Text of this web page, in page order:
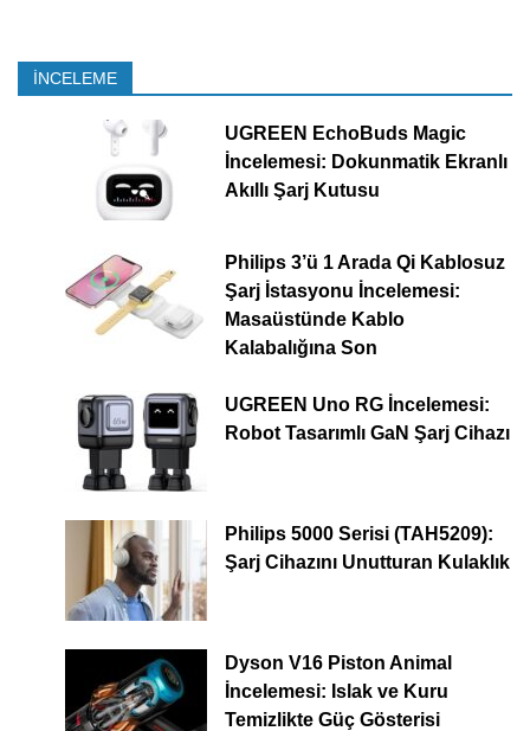
İNCELEME
UGREEN EchoBuds Magic
İncelemesi: Dokunmatik Ekranlı
Akıllı Şarj Kutusu
Philips 3’ü 1 Arada Qi Kablosuz
Şarj İstasyonu İncelemesi:
Masaüstünde Kablo
Kalabalığına Son
UGREEN Uno RG İncelemesi:
Robot Tasarımlı GaN Şarj Cihazı
Philips 5000 Serisi (TAH5209):
Şarj Cihazını Unutturan Kulaklık
Dyson V16 Piston Animal
İncelemesi: Islak ve Kuru
Temizlikte Güç Gösterisi